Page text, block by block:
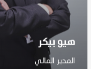
هيو بيكر
المدير المالي